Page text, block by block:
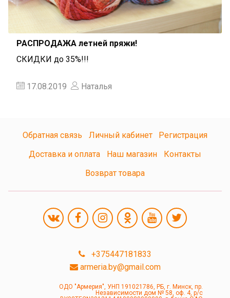
РАСПРОДАЖА летней пряжи!
СКИДКИ до 35%!!!
17.08.2019 Наталья
Обратная связь Личный кабинет
Регистрация
Доставка и оплата
Наш магазин
Контакты
Возврат товара
+375447181833
armeria.by@gmail.com
ОДО "Армерия", УНП 191021786, РБ, г. Минск, пр.
Независимости дом № 58, оф. 4, р/с